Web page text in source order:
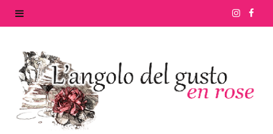
I
t e